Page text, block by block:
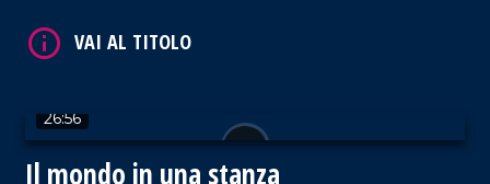
26:56
Il mondo in una stanza